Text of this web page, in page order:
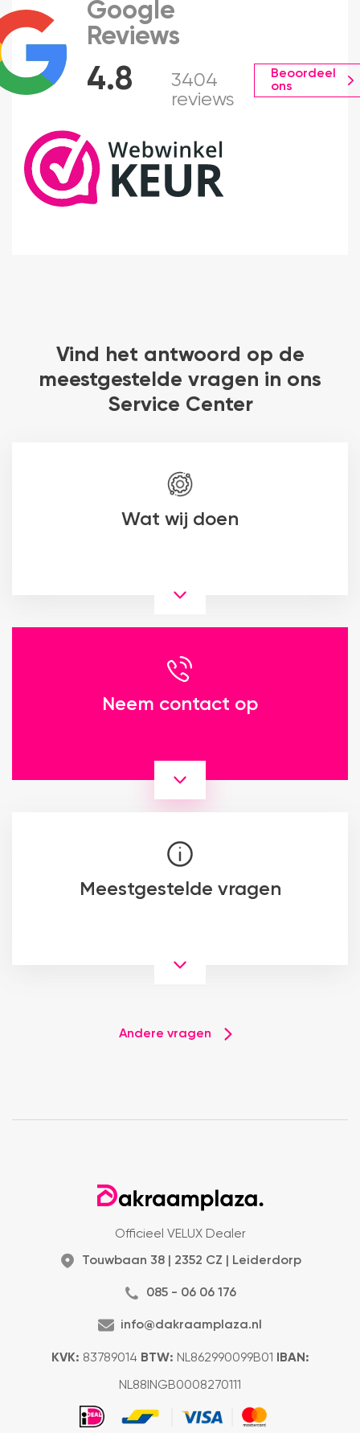
4.8
Google
Reviews
3404
reviews
Beoordeel
ons
Vind het antwoord op de
meestgestelde vragen in ons
Service Center
Wat wij doen
Neem contact op
Meestgestelde vragen
Andere vragen
Officieel VELUX Dealer
Touwbaan 38 | 2352 CZ | Leiderdorp
085 - 06 06 176
info@dakraamplaza.nl
KVK: 83789014 BTW: NL862990099B01 IBAN:
NL88INGB0008270111